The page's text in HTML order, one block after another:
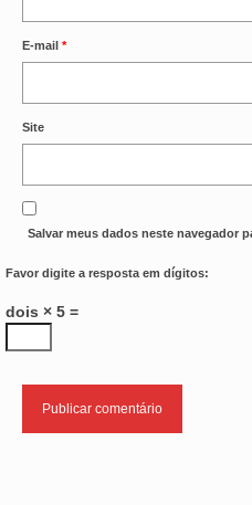
E-mail *
Site
Salvar meus dados neste navegador
Favor digite a resposta em dígitos:
dois × 5 =